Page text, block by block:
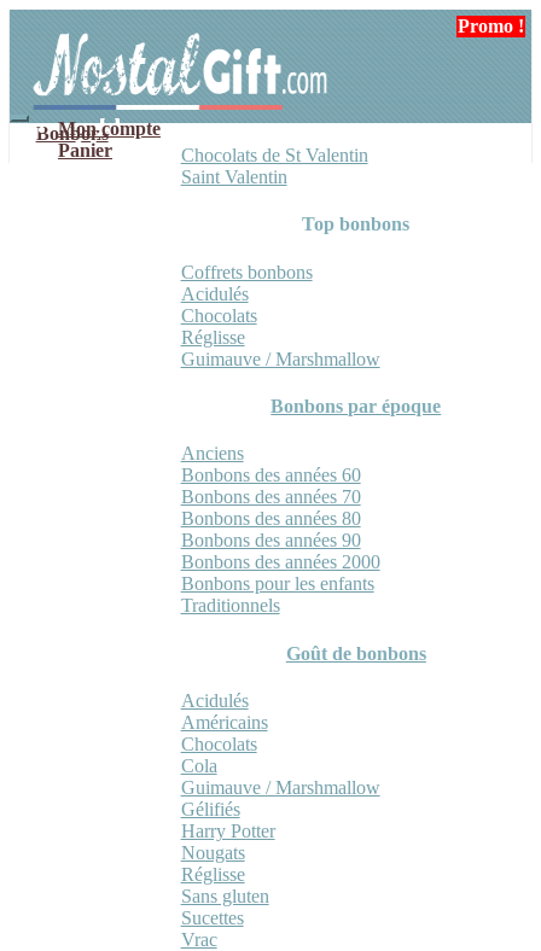
navigation
contenu
Mon compte
Panier
Bonbons
Chocolats de St Valentin
Saint Valentin
Top bonbons
Coffrets bonbons
Acidulés
Chocolats
Réglisse
Guimauve / Marshmallow
Bonbons par époque
Anciens
Bonbons des années 60
Bonbons des années 70
Bonbons des années 80
Bonbons des années 90
Bonbons des années 2000
Bonbons pour les enfants
Traditionnels
Goût de bonbons
Acidulés
Américains
Chocolats
Cola
Guimauve / Marshmallow
Gélifiés
Harry Potter
Nougats
Réglisse
Sans gluten
Sucettes
Vrac
Promo !
Promo !